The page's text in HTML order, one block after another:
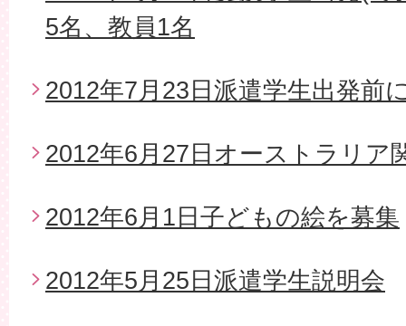
5名、教員1名
2012年7月23日派遣学生出発前
2012年6月27日オーストラリア
2012年6月1日子どもの絵を募集
2012年5月25日派遣学生説明会